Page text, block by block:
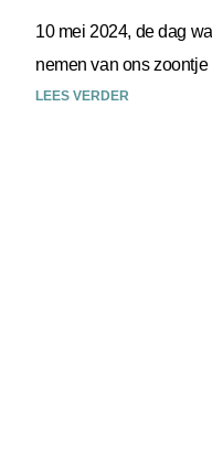
10 mei 2024, de dag
nemen van ons
weken. Desley was in
LEES VERDER